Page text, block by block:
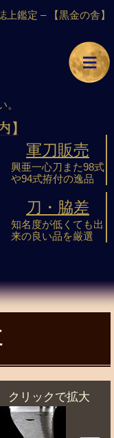
≡
上鑑定 – 【黒金の舎】
。
軍刀販売
興亜一心刀また98式
や94式拵付の逸品
刀・脇差
知名度が低くても出
来の良い品を厳選
クリックで拡大